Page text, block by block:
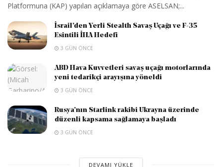
Platformuna (KAP) yapılan açıklamaya göre ASELSAN;...
İsrail’den Yerli Stealth Savaş Uçağı ve F-35
Esintili İHA Hedefi
3 GÜN ÖNCE
ABD Hava Kuvvetleri savaş uçağı motorlarında
yeni tedarikçi arayışına yöneldi
3 GÜN ÖNCE
Rusya’nın Starlink rakibi Ukrayna üzerinde
düzenli kapsama sağlamaya başladı
3 GÜN ÖNCE
DEVAMI YÜKLE